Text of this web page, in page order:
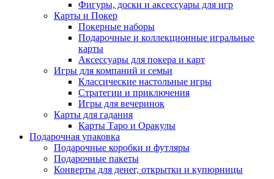
Фигуры, доски и аксессуары для игр
Карты и Покер
Покерные наборы
Подарочные и коллекционные игральные
карты
Аксессуары для покера и карт
Игры для компаний и семьи
Классические настольные игры
Стратегии и приключения
Игры для вечеринок
Карты для гадания
Карты Таро и Оракулы
Подарочная упаковка
Подарочные коробки и футляры
Подарочные пакеты
Конверты для денег, открытки и купюрницы